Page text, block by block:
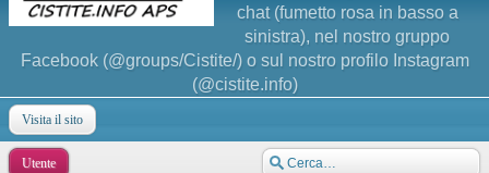
chat (fumetto rosa in basso a
sinistra), nel nostro gruppo
Facebook (@groups/Cistite/) o sul nostro profilo Instagram
(@cistite.info)
Visita il sito
Utente